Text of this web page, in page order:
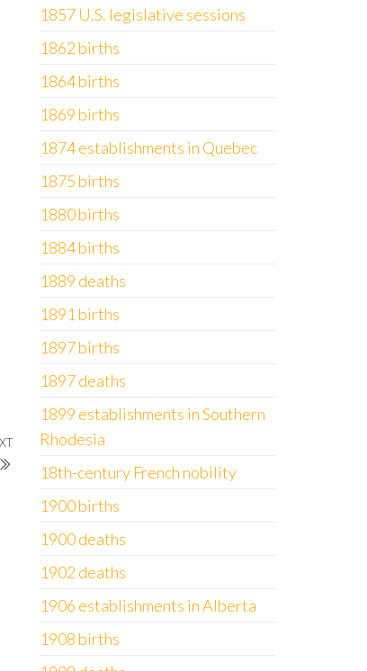
Next
Post
1857 U.S. legislative sessions
1862 births
1864 births
1869 births
1874 establishments in Quebec
1875 births
1880 births
1884 births
1889 deaths
1891 births
1897 births
1897 deaths
1899 establishments in Southern
Rhodesia
18th-century French nobility
1900 births
1900 deaths
1902 deaths
1906 establishments in Alberta
1908 births